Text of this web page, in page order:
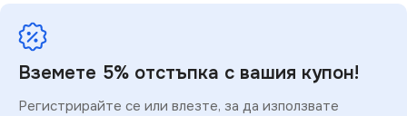
Вземете 5% отстъпка с вашия купон!
Регистрирайте се или влезте, за да използвате